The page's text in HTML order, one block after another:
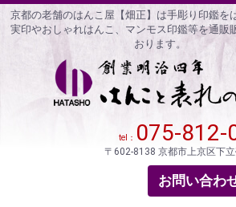
京都の老舗のはんこ屋【畑正】は手彫り印鑑を
実印やおしゃれはんこ、マンモス印鑑等を通販
おります。
tel： 075-812-
〒602-8138 京都市上京区下
お問い合わ